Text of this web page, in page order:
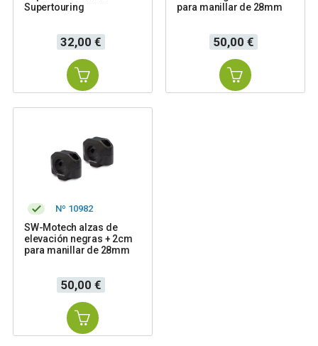
Supertouring
Precio
32,00 €
para manillar de 28mm
Precio
50,00 €
Nº 10982
SW-Motech alzas de
elevación negras + 2cm
para manillar de 28mm
Precio
50,00 €